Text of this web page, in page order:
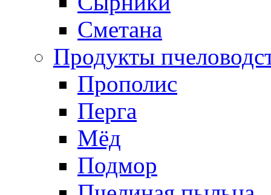
Сметана
Продукты
Прополис
Перга
Мёд
Подмор